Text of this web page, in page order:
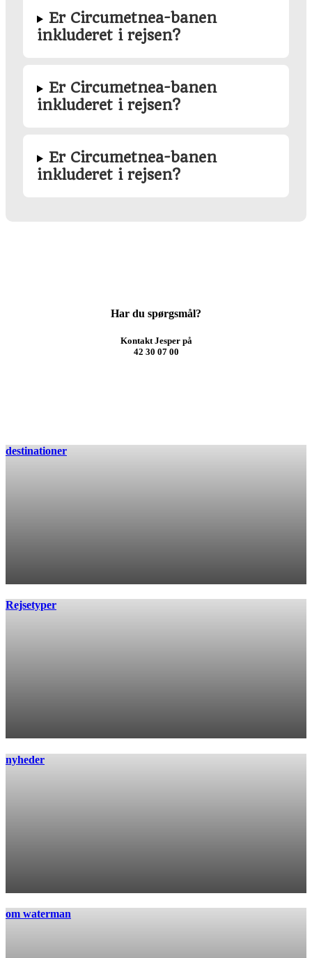
Er Circumetnea-banen
inkluderet i rejsen?
Er Circumetnea-banen
inkluderet i rejsen?
Er Circumetnea-banen
inkluderet i rejsen?
Har du spørgsmål?
Kontakt Jesper på
42 30 07 00
destinationer
Rejsetyper
nyheder
om waterman